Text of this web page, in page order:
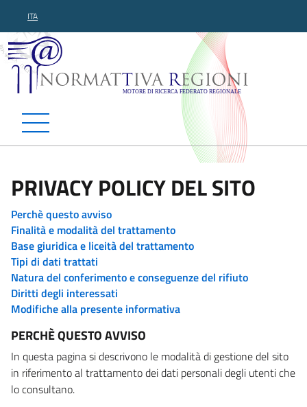
ITA
Normattiva Regioni -
PRIVACY POLICY DEL SITO
Perchè questo avviso
Finalità e modalità del trattamento
Base giuridica e liceità del trattamento
Tipi di dati trattati
Natura del conferimento e conseguenze del rifiuto
Diritti degli interessati
Modifiche alla presente informativa
PERCHÈ QUESTO AVVISO
In questa pagina si descrivono le modalità di gestione del sito
in riferimento al trattamento dei dati personali degli utenti che
lo consultano.